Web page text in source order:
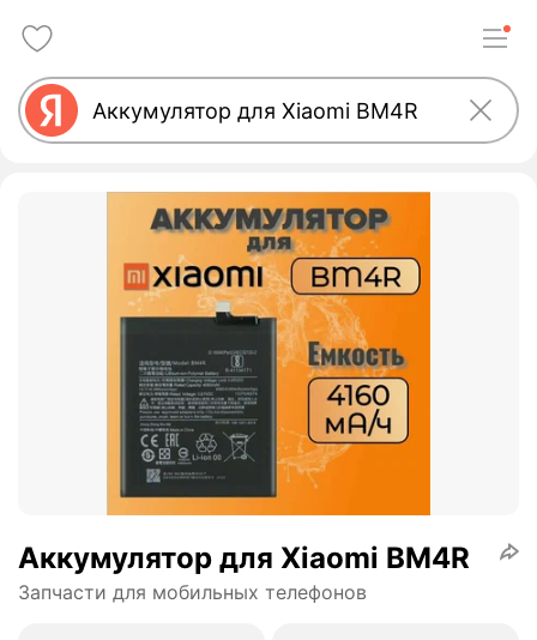
Аккумулятор для Xiaomi BM4R
Запчасти для мобильных телефонов